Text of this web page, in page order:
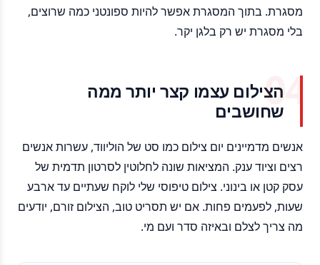
מסגרת. בתוך המסגרת אפשר להיות ספונטני כמה שרוצים,
בלי מסגרת יש רק בלגן יקר.
הצילום עצמו קצר יותר ממה
שחושבים
אנשים מדמיינים יום צילום כמו סט של הוליווד, עשרות אנשים
רצים וציוד ענק. המציאות שונה לחלוטין לסרטון תדמית של
עסק קטן או בינוני. צילום טיפוסי שלי לוקח שעתיים עד ארבע
שעות, לפעמים פחות. אם יש תסריט טוב, הצילום זורם, יודעים
מה צריך לצלם ובאיזה סדר ועם מי.